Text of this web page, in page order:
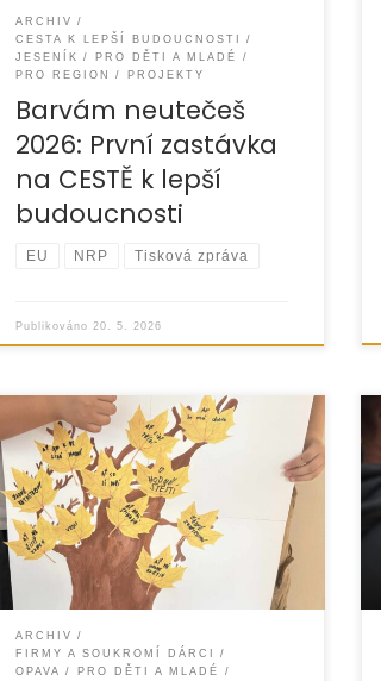
ARCHIV
CESTA K LEPŠÍ BUDOUCNOSTI
JESENÍK
PRO DĚTI A MLADÉ
PRO REGION
PROJEKTY
Barvám neutečeš
2026: První zastávka
na CESTĚ k lepší
budoucnosti
EU NRP Tisková zpráva
Publikováno 20. 5. 2026
Organizace EUROTOPIA.CZ
realizovala s podporou společnosti
Globus ČR, v.o.s. od června 2025 do
dubna 2026 projekt „S Modrou
kočkou hravě
ARCHIV
FIRMY A SOUKROMÍ DÁRCI
OPAVA
PRO DĚTI A MLADÉ